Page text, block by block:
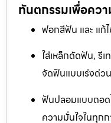
ทันตกรรมเพื่อคว
ฟอกสีฟัน และ แก้
ใส่เหล็กดัดฟัน, รี
จัดฟันแบบเร่งด่ว
ฟันปลอมแบบถอด
ความมั่นใจในทุก